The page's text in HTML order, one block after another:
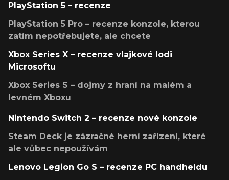
PlayStation 5 – recenze
PlayStation 5 Pro – recenze konzole, kterou
zatím nepotřebujete, ale chcete
Xbox Series X – recenze vlajkové lodi
Microsoftu
Xbox Series S – dojmy z hraní na malém a
levném Xboxu
Nintendo Switch 2 – recenze nové konzole
Steam Deck je zázračné herní zařízení, které
ale vůbec nepoužívám
Lenovo Legion Go S – recenze PC handheldu